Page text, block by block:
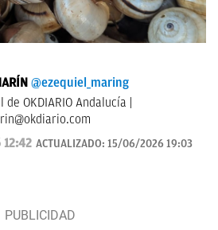
@ezequiel_maring
OKDIARIO Andalucía |
ACTUALIZADO: 15/06/2026 19:03